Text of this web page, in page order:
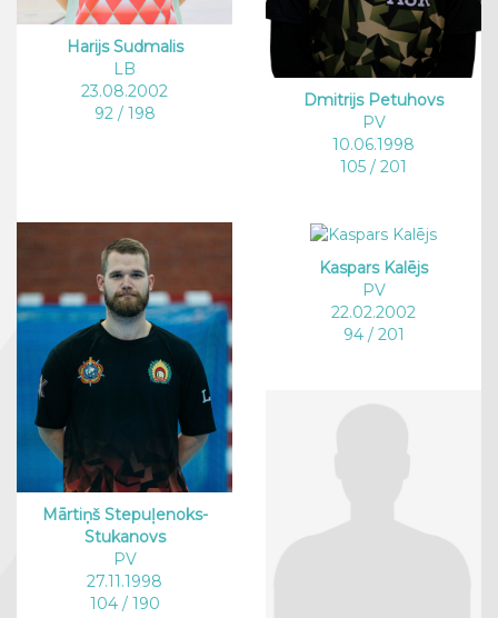
Harijs Sudmalis
LB
23.08.2002
92 / 198
Dmitrijs Petuhovs
PV
10.06.1998
105 / 201
Mārtiņš Stepuļenoks-
Stukanovs
PV
27.11.1998
104 / 190
Kaspars Kalējs
PV
22.02.2002
94 / 201